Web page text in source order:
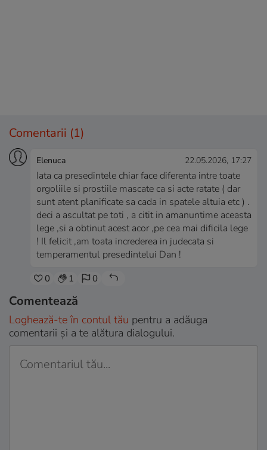
Comentarii (1)
Elenuca 22.05.2026, 17:27
Iata ca presedintele chiar face diferenta intre toate
orgoliile si prostiile mascate ca si acte ratate ( dar
sunt atent planificate sa cada in spatele altuia etc ) .
deci a ascultat pe toti , a citit in amanuntime aceasta
lege ,si a obtinut acest acor ,pe cea mai dificila lege
! Il felicit ,am toata increderea in judecata si
temperamentul presedintelui Dan !
0 1 0
Comentează
Loghează-te în contul tău pentru a adăuga
comentarii și a te alătura dialogului.